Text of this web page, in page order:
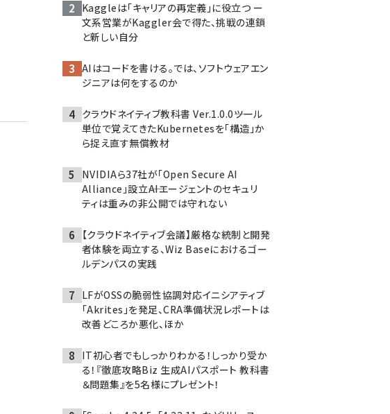
Kaggleは「キャリアの再定義」に役立つ ー
文系営業がKaggler会で得た、挑戦の連鎖
と新しい自分
AIはコードを書ける。では、ソフトウェアエン
ジニアは何をするのか
クラウドネイティブ教科書 Ver.1.0.0――ツール
単位で覚えてきたKubernetesを「構造」か
ら捉え直す無償教材
NVIDIAら37社が「Open Secure AI
Alliance」設立――AIエージェントのセキュリ
ティは重みの非公開では守れない
【クラウドネイティブ会議】厳格な統制と開発
者体験を両立する、Wiz Baseにおけるゴー
ルデンパスの実践
LFがOSSの脆弱性協調対応イニシアティブ
「Akrites」を発足、CRA準備状況レポートは
改善どころか悪化、ほか
IT初心者でもしっかりわかる！しっかり受か
る！『徹底攻略Biz 生成AIパスポート 教科書
＆問題集』を5名様にプレゼント！